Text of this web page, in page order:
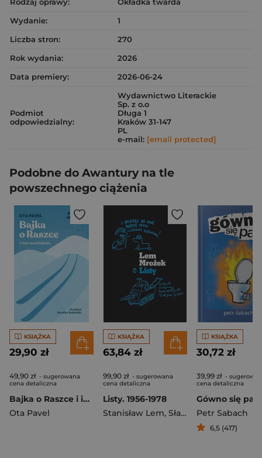
Wydanie:
1
Liczba stron:
270
Rok wydania:
2026
Data premiery:
2026-06-24
Podmiot
odpowiedzialny:
Wydawnictwo Literackie
Sp. z o.o
Długa 1
Kraków 31-147
PL
e-mail: [email protected]
Podobne do Awantury na tle
powszechnego ciążenia
KSIĄŻKA
29,90 zł
49,90 zł - sugerowana
cena detaliczna
Bajka o Raszce i inne opowiadania
Ota Pavel
KSIĄŻKA
63,84 zł
99,90 zł - sugerowana
cena detaliczna
Listy. 1956-1978
Stanisław Lem, Sławomir Mrożek
KSIĄŻKA
30,72 zł
39,99 zł -
cena detaliczna
Gówno się pali
Petr Sabach
6,5 (417)